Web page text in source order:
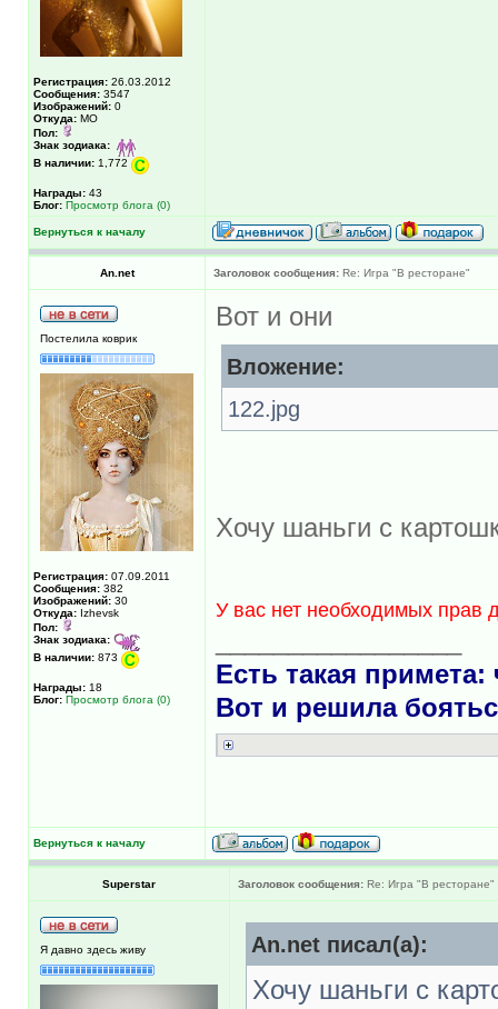
Регистрация: 26.03.2012
Сообщения: 3547
Изображений: 0
Откуда: МО
Пол:
Знак зодиака:
В наличии: 1,772
Награды: 43
Блог: Просмотр блога (0)
Вернуться к началу
An.net Заголовок сообщения: Re: Игра "В ресторане"
Постелила коврик
Регистрация: 07.09.2011
Сообщения: 382
Изображений: 30
Откуда: Izhevsk
Пол:
Знак зодиака:
В наличии: 873
Награды: 18
Блог: Просмотр блога (0)
Вот и они
Вложение:
122.jpg
Хочу шаньги с
У вас нет необходимых прав
Есть такая
Вот и решила
Вернуться к началу
Superstar Заголовок сообщения: Re: Игра "В ресторане"
Я давно здесь живу An.net писал(а):
Хочу шаньги с